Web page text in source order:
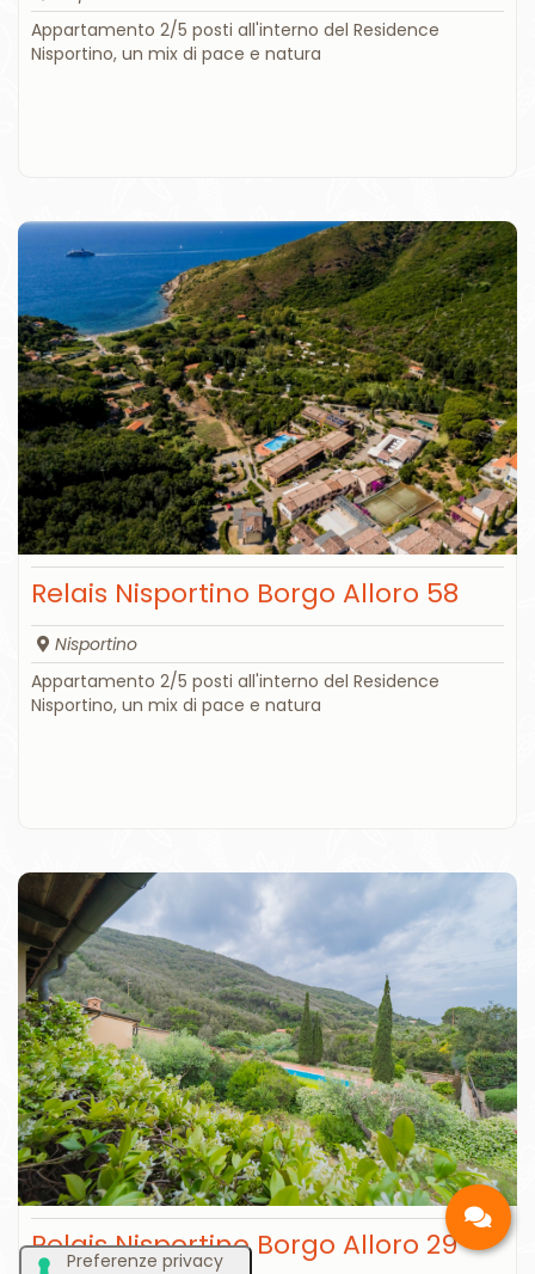
Appartamento 2/5 posti all'interno del Residence
Nisportino, un mix di pace e natura
Relais Nisportino Borgo Alloro 58
Nisportino
Appartamento 2/5 posti all'interno del Residence
Nisportino, un mix di pace e natura
Relais Nisportino Borgo Alloro 29